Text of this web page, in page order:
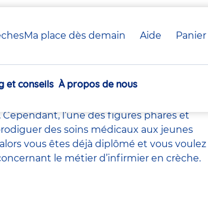
Ma place dès demain Aide Panier
et conseils À propos de nous
de la crèche, ledirecteur adjoint
l’une des figures phares et
des soins médicaux aux jeunes
vous êtes déjà diplômé et vous voulez
le métier d’infirmier en crèche.